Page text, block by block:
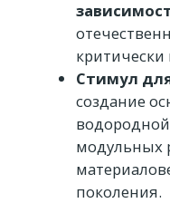
критически
Стимул
создание
модульных
поколения.